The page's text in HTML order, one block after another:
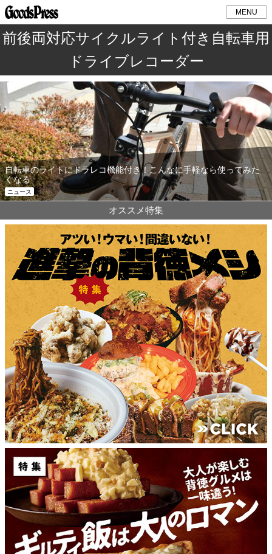
MENU
前後両対応サイクルライト付き自転車用
ドライブレコーダー
自転車のライトにドラレコ機能付き！こんなに手軽なら使ってみた
くなる
ニュース
オススメ特集